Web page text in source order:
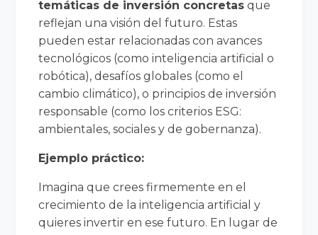
temáticas de inversión concretas que
reflejan una visión del futuro. Estas
pueden estar relacionadas con avances
tecnológicos (como inteligencia artificial o
robótica), desafíos globales (como el
cambio climático), o principios de inversión
responsable (como los criterios ESG:
ambientales, sociales y de gobernanza).
Ejemplo práctico:
Imagina que crees firmemente en el
crecimiento de la inteligencia artificial y
quieres invertir en ese futuro. En lugar de